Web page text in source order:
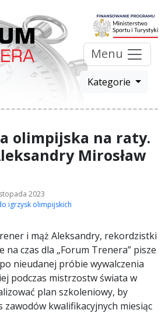
Menu
Kategorie
olimpijska na raty.
Mirosław
2023
igrzysk olimpijskich
i mąż Aleksandry, rekordzistki
na czas dla „Forum Trenera” pisze
nieudanej próbie wywalczenia
podczas mistrzostw świata w
plan szkoleniowy, by
zawodów kwalifikacyjnych miesiąc